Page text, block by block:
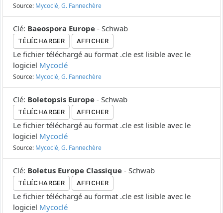
Source: Mycoclé, G. Fannechère
Clé: Baeospora Europe - Schwab
TÉLÉCHARGER AFFICHER
Le fichier téléchargé au format .cle est lisible avec le
logiciel Mycoclé
Source: Mycoclé, G. Fannechère
Clé: Boletopsis Europe - Schwab
TÉLÉCHARGER AFFICHER
Le fichier téléchargé au format .cle est lisible avec le
logiciel Mycoclé
Source: Mycoclé, G. Fannechère
Clé: Boletus Europe Classique - Schwab
TÉLÉCHARGER AFFICHER
Le fichier téléchargé au format .cle est lisible avec le
logiciel Mycoclé